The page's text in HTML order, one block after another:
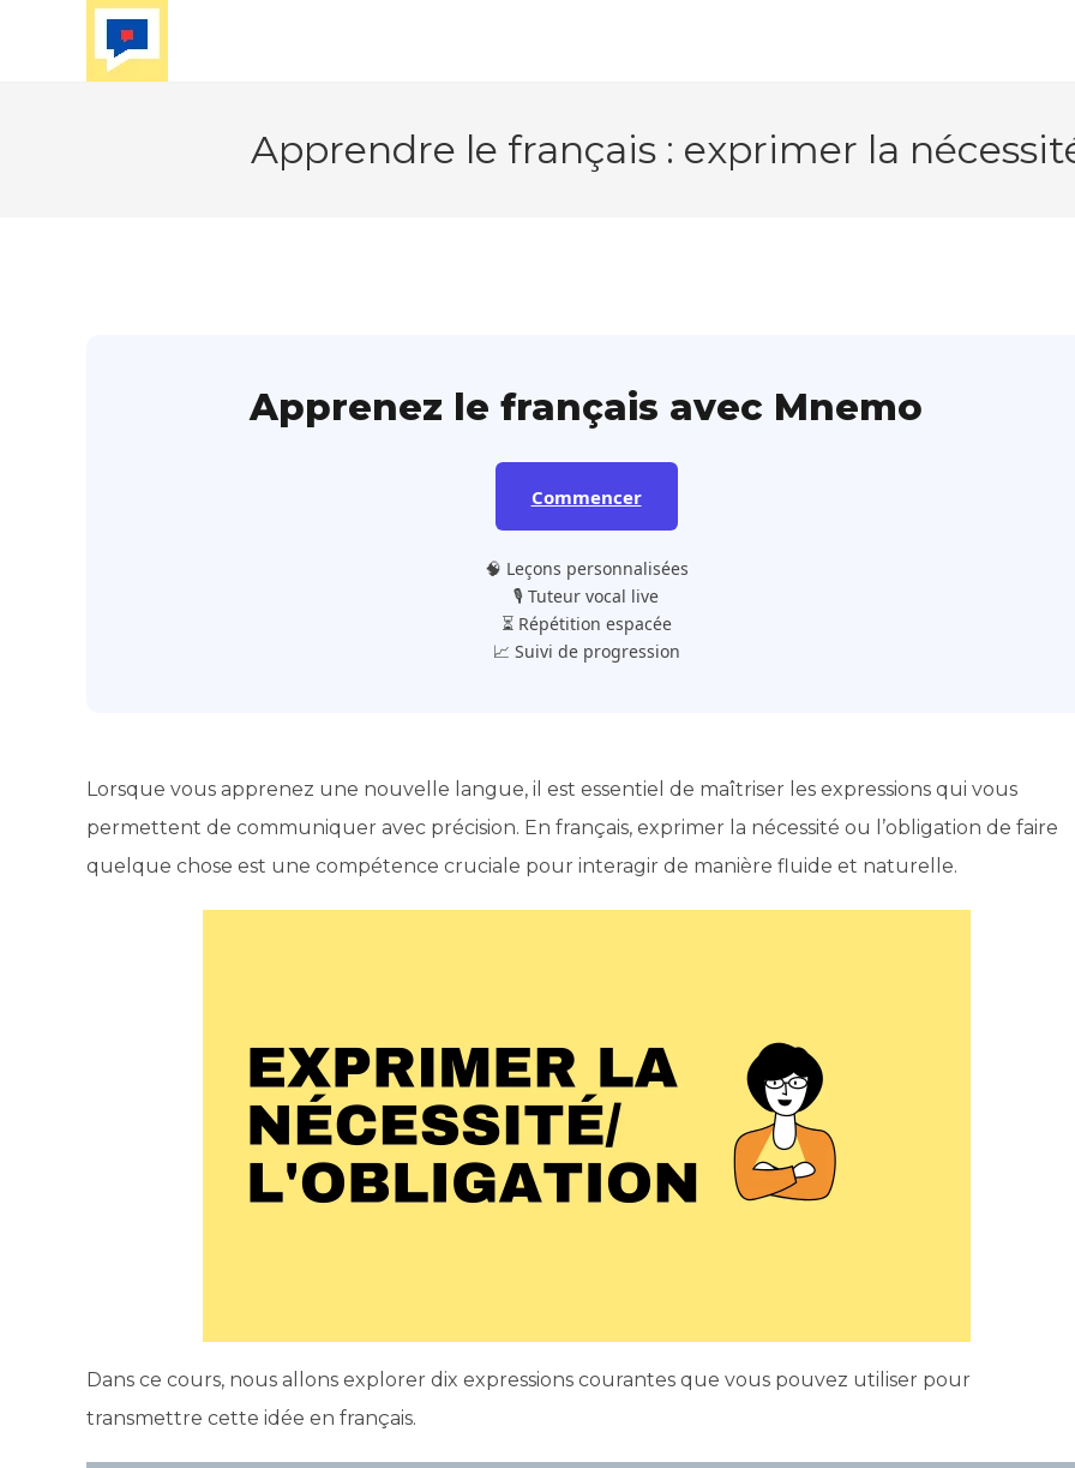
Apprendre le français : exprimer la
Apprenez le français avec Mnemo
Commencer
🧠 Leçons personnalisées
🎙️ Tuteur vocal live
⏳ Répétition espacée
📈 Suivi de progression
Lorsque vous apprenez une nouvelle langue, il est essentiel de maîtriser les expressions qui vous
permettent de communiquer avec précision. En français, exprimer la nécessité ou l’obligation de faire
quelque chose est une compétence cruciale pour interagir de manière fluide et naturelle.
Dans ce cours, nous allons explorer dix expressions courantes que vous pouvez utiliser pour
transmettre cette idée en français.